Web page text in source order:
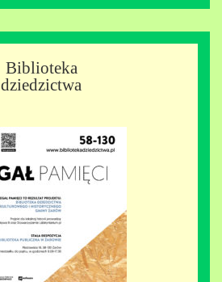
Biblioteka
dziedzictwa